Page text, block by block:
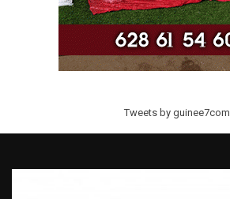
Tweets by guinee7com